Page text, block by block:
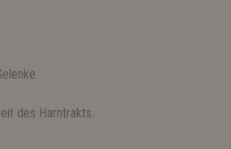
des Harntrakts.